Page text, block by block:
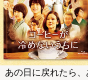
あの日に戻れたら